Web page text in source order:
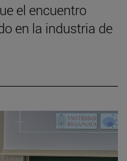
el encuentro
en la industria de